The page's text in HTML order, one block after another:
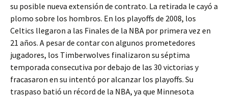
su posible nueva extensión de contrato. La retirada le cayó a
plomo sobre los hombros. En los playoffs de 2008, los
Celtics llegaron a las Finales de la NBA por primera vez en
21 años. A pesar de contar con algunos prometedores
jugadores, los Timberwolves finalizaron su séptima
temporada consecutiva por debajo de las 30 victorias y
fracasaron en su intentó por alcanzar los playoffs. Su
traspaso batió un récord de la NBA, ya que Minnesota